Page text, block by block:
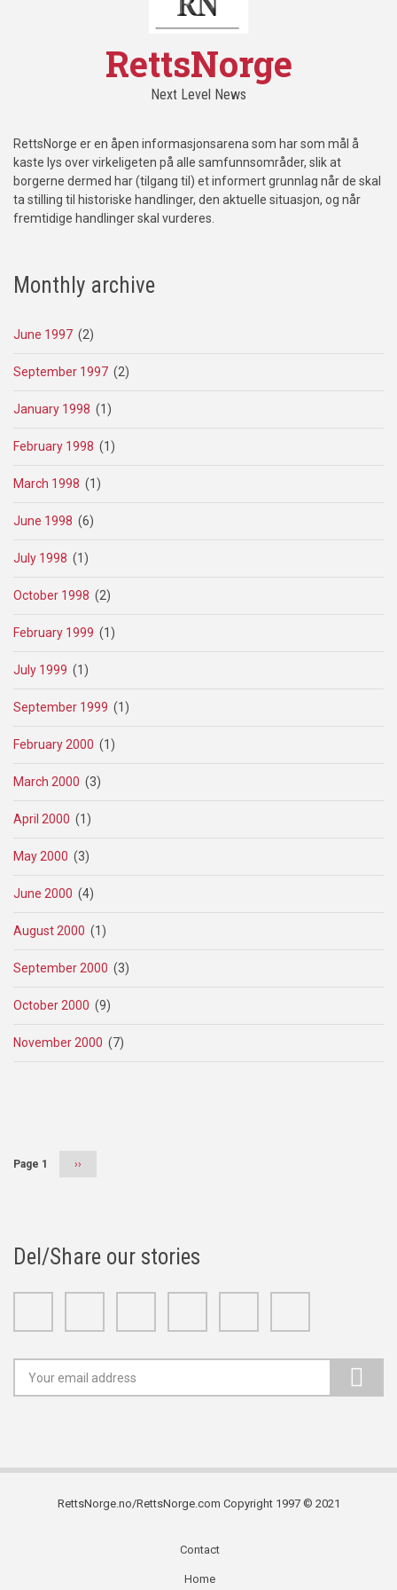
RettsNorge
Next Level News
RettsNorge er en åpen informasjonsarena som har som mål å
kaste lys over virkeligeten på alle samfunnsområder, slik at
borgerne dermed har (tilgang til) et informert grunnlag når de skal
ta stilling til historiske handlinger, den aktuelle situasjon, og når
fremtidige handlinger skal vurderes.
Monthly archive
June 1997 (2)
September 1997 (2)
January 1998 (1)
February 1998 (1)
March 1998 (1)
June 1998 (6)
July 1998 (1)
October 1998 (2)
February 1999 (1)
July 1999 (1)
September 1999 (1)
February 2000 (1)
March 2000 (3)
April 2000 (1)
May 2000 (3)
June 2000 (4)
August 2000 (1)
September 2000 (3)
October 2000 (9)
November 2000 (7)
Page 1
Next
››
Del/Share our stories
RettsNorge.no/RettsNorge.com Copyright 1997 © 2021
Contact
Home